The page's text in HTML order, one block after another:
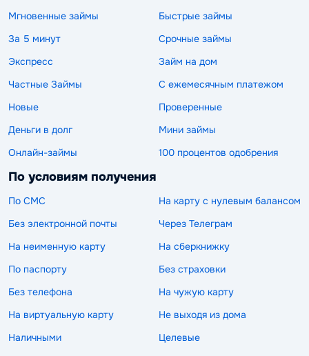
Мгновенные займы
Быстрые займы
За 5 минут
Срочные займы
Экспресс
Займ на дом
Частные Займы
С ежемесячным платежом
Новые
Проверенные
Деньги в долг
Мини займы
Онлайн-займы
100 процентов одобрения
По условиям получения
По СМС
На карту с нулевым балансом
Без электронной почты
Через Телеграм
На неименную карту
На сберкнижку
По паспорту
Без страховки
Без телефона
На чужую карту
На виртуальную карту
Не выходя из дома
Наличными
Целевые